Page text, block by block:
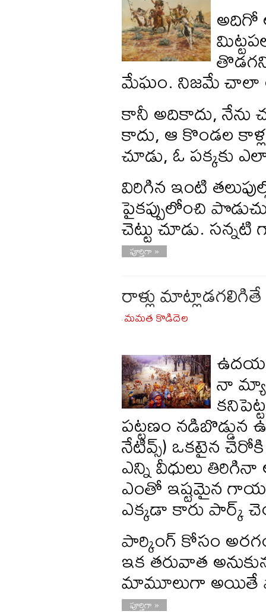
అదిగో
మేఘం. నిజమే చాలా
కానీ అదికాదు, నేను
కాదు, ఆ కొండల కాళ్ల
చూడు, ఓ పక్కకు
విరిగిన ఇంటి
పైకప్పులోంచి
చెట్టు చూడు.
పూర్తిగా »
రాళ్లు మాట్లాడగలిగితే
- మమత కొడిదెల
నా
పట్టణం
నేటివ్స్) ఒకటైన చెరోకి
ఎన్ని వీధులు
ఎంతో ఇష్టమైన
ఎక్కడా కారు పార్క్
పార్కింగ్ కోసం
ఇక తరువాత
మామూలుగా అయితే
పూర్తిగా »